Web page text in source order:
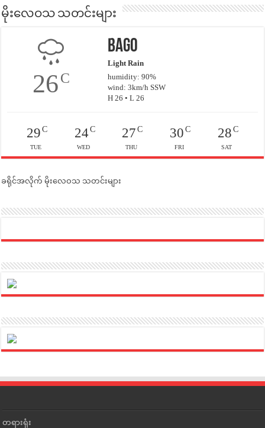
မိုးလေဝသ သတင်းများ
26C
Bago
Light Rain
humidity: 90%
wind: 3km/h SSW
H 26 • L 26
29C
TUE
24C
WED
27 C
THU
30C
FRI
28C
SAT
ခရိုင်အလိုက် မိုးလေဝသ သတင်းများ
တရားရုံး